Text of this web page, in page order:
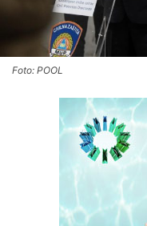
Foto: POOL